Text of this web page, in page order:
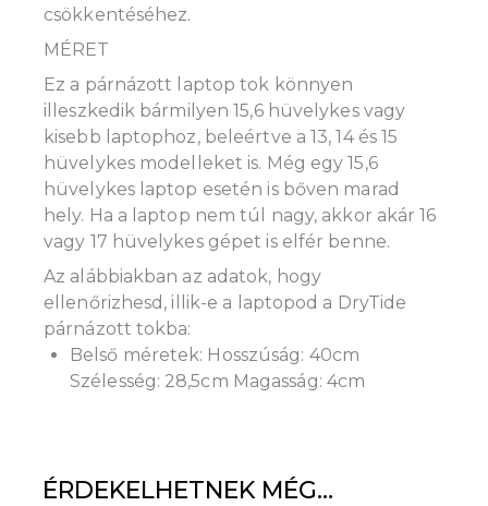
csökkentéséhez.
MÉRET
Ez a párnázott laptop tok könnyen
illeszkedik bármilyen 15,6 hüvelykes vagy
kisebb laptophoz, beleértve a 13, 14 és 15
hüvelykes modelleket is. Még egy 15,6
hüvelykes laptop esetén is bőven marad
hely. Ha a laptop nem túl nagy, akkor akár 16
vagy 17 hüvelykes gépet is elfér benne.
Az alábbiakban az adatok, hogy
ellenőrizhesd, illik-e a laptopod a DryTide
párnázott tokba:
Belső méretek: Hosszúság: 40cm
Szélesség: 28,5cm Magasság: 4cm
ÉRDEKELHETNEK MÉG…